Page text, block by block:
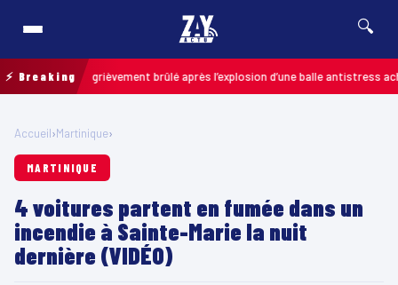
🔍
⚡ Breaking
enfant grièvement brûlé après l’explosion d’une balle antistress achetée
Accueil›Martinique›
MARTINIQUE
4 voitures partent en fumée dans un
incendie à Sainte-Marie la nuit
dernière (VIDÉO)